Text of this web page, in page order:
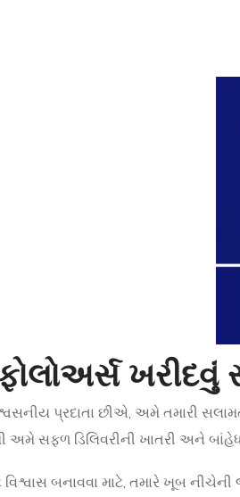
ખરીદવું
પ્રદાતા છીએ, અમે તમારી
અમે સફળ ડિલિવરીની ખાતરી અને
વિશ્વાસ બનાવવા માટે, તમારે ખૂબ